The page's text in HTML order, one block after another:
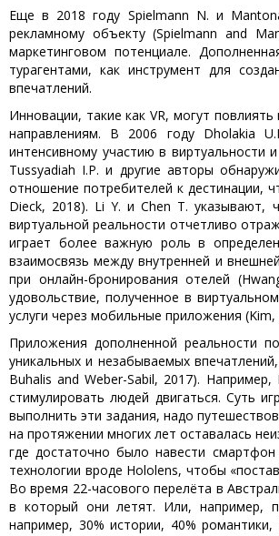
Еще в 2018 году Spielmann N. и
рекламному объекту (Spielmann and
маркетинговом потенциале.
турагентами, как инструмент для
впечатлений.
Инновации, такие как VR, могут
направлениям. В 2006 году Dholakia
интенсивному участию в
Tussyadiah I.P. и другие авторы
отношение потребителей к дестинации,
Dieck, 2018). Li Y. и Chen T. указывают,
виртуальной реальности отчетливо
играет более важную роль в
взаимосвязь между внутренней и
при онлайн-бронирования отелей
удовольствие, полученное в
услуги через мобильные приложения
Приложения дополненной реальности
уникальных и незабываемых
Buhalis and Weber-Sabil, 2017).
стимулировать людей двигаться. Суть
выполнить эти задания, надо
на протяжении многих лет оставалась
где достаточно было навести
технологии вроде Hololens, чтобы
Во время 22-часового перелёта в
в который они летят. Или, например,
например, 30% истории, 40%